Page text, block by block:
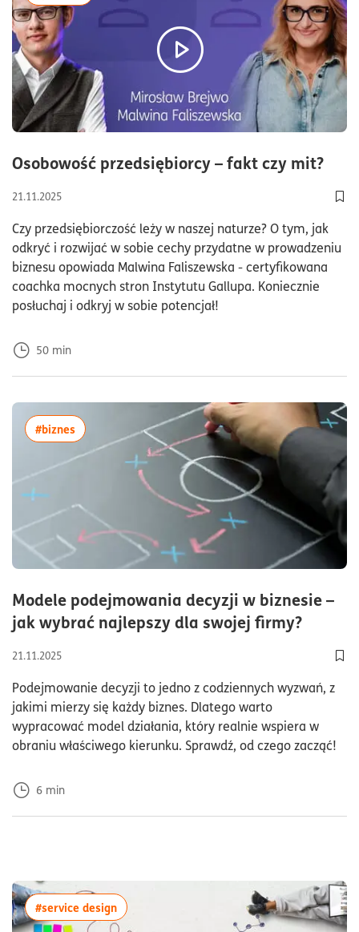
Osobowość przedsiębiorcy – fakt czy mit?
21.11.2025
Czy przedsiębiorczość leży w naszej naturze? O tym, jak
odkryć i rozwijać w sobie cechy przydatne w prowadzeniu
biznesu opowiada Malwina Faliszewska - certyfikowana
coachka mocnych stron Instytutu Gallupa. Koniecznie
posłuchaj i odkryj w sobie potencjał!
50 min
Modele podejmowania decyzji w biznesie –
jak wybrać najlepszy dla swojej firmy?czas
21.11.2025
Podejmowanie decyzji to jedno z codziennych wyzwań, z
jakimi mierzy się każdy biznes. Dlatego warto
wypracować model działania, który realnie wspiera w
obraniu właściwego kierunku. Sprawdź, od czego zacząć!
6 min
#bizneswięcej artykułów z tagiem:#biznes
#service designwięcej artykułów z tagiem:#service design